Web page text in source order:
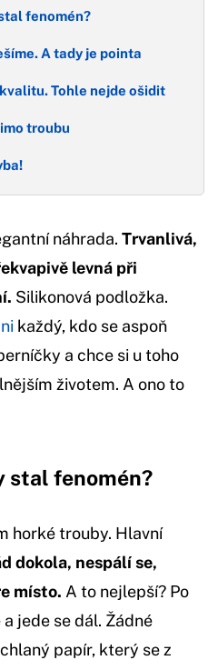
fenomén?
A tady je pointa
Tohle nejde ošidit
troubu
náhrada. Trvanlivá,
levná při
Silikonová podložka.
každý, kdo se aspoň
a chce si u toho
životem. A ono to
stal fenomén?
horké trouby. Hlavní
dokola, nespálí se,
místo. A to nejlepší? Po
jede se dál. Žádné
papír, který se z